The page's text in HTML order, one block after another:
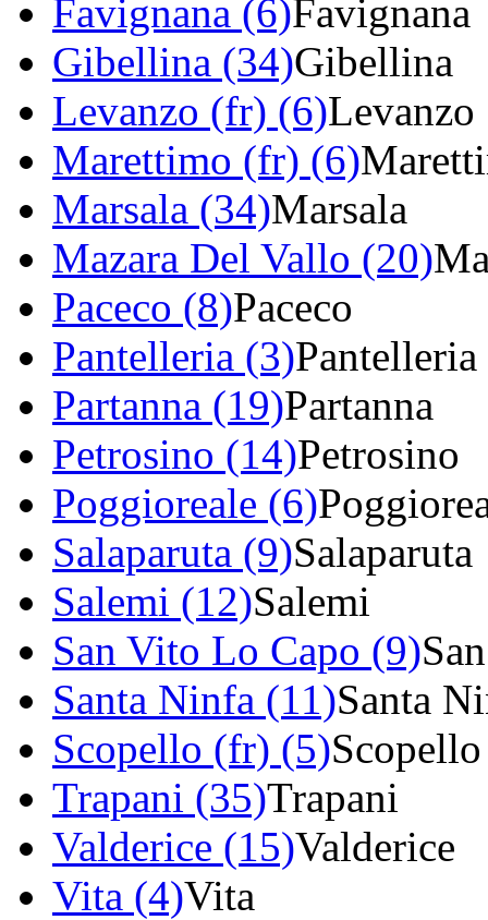
Favignana (6)Favignana
Gibellina (34)Gibellina
Levanzo (fr) (6)Levanzo
Marettimo (fr) (6)
Marsala (34)Marsala
Mazara Del Vallo (20)
Paceco (8)Paceco
Pantelleria (3)Pantelleria
Partanna (19)Partanna
Petrosino (14)Petrosino
Poggioreale (6)
Salaparuta (9)Salaparuta
Salemi (12)Salemi
San Vito Lo Capo (9)
Santa Ninfa (11)Santa
Scopello (fr) (5)Scopello
Trapani (35)Trapani
Valderice (15)Valderice
Vita (4)Vita